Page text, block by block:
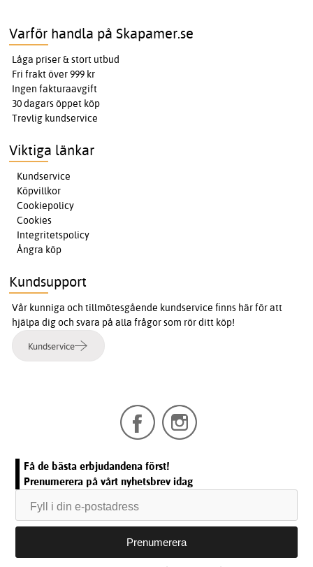
Varför handla på Skapamer.se
Låga priser & stort utbud
Fri frakt över 999 kr
Ingen fakturaavgift
30 dagars öppet köp
Trevlig kundservice
Viktiga länkar
Kundservice
Köpvillkor
Cookiepolicy
Cookies
Integritetspolicy
Ångra köp
Kundsupport
Vår kunniga och tillmötesgående kundservice finns här för att
hjälpa dig och svara på alla frågor som rör ditt köp!
Kundservice
Få de bästa erbjudandena först!
Prenumerera på vårt nyhetsbrev idag